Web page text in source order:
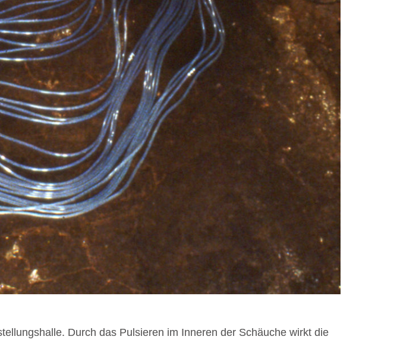
Durch das Pulsieren im Inneren der Schäuche wirkt die